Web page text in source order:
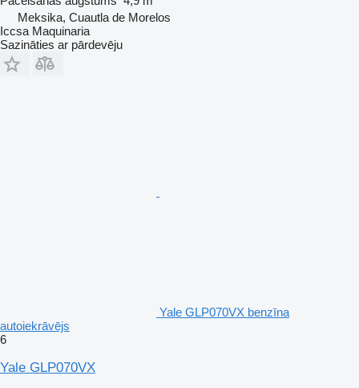
Meksika, Cuautla de Morelos
Iccsa Maquinaria
Sazināties ar pārdevēju
Yale GLP070VX benzīna
autoiekrāvējs
6
Yale GLP070VX